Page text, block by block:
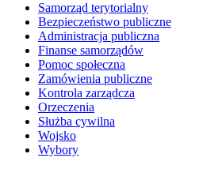
Samorząd terytorialny
Bezpieczeństwo publiczne
Administracja publiczna
Finanse samorządów
Pomoc społeczna
Zamówienia publiczne
Kontrola zarządcza
Orzeczenia
Służba cywilna
Wojsko
Wybory